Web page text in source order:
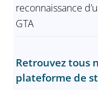
reconnaissance
GTA
Retrouvez tous
plateforme de